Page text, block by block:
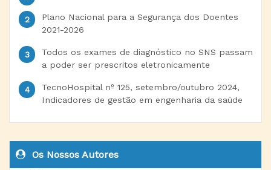
Plano Nacional para a Segurança dos Doentes
2021-2026
Todos os exames de diagnóstico no SNS passam
a poder ser prescritos eletronicamente
TecnoHospital nº 125, setembro/outubro 2024,
Indicadores de gestão em engenharia da saúde
Os Nossos Autores